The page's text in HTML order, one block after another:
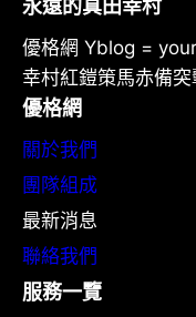
永遠的真田幸村
優格網 Yblog =
幸村紅鎧策馬赤備
優格網
關於我們
團隊組成
最新消息
聯絡我們
服務一覽